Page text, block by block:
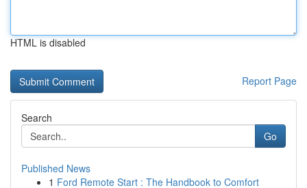
HTML is disabled
Report Page
Search
Go
Published News
1 Ford Remote Start : The Handbook to Comfort